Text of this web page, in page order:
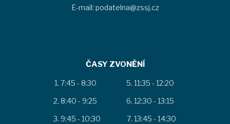
E-mail: podatelna@zssj.cz
ČASY ZVONĚNÍ
7:45 - 8:30
8:40 - 9:25
9:45 - 10:30
11:35 - 12:20
12:30 - 13:15
13:45 - 14:30